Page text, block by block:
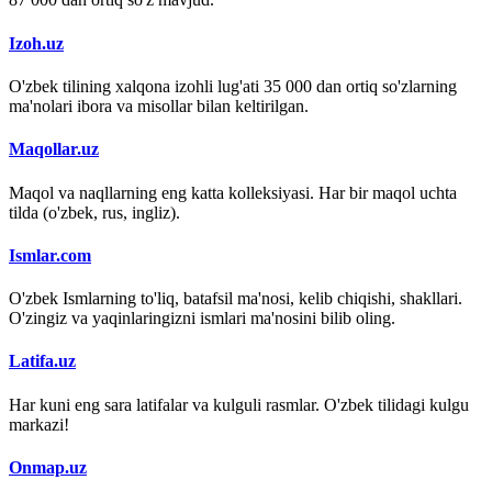
Izoh.uz
O'zbek tilining xalqona izohli lug'ati 35 000 dan ortiq so'zlarning
ma'nolari ibora va misollar bilan keltirilgan.
Maqollar.uz
Maqol va naqllarning eng katta kolleksiyasi. Har bir maqol uchta
tilda (o'zbek, rus, ingliz).
Ismlar.com
O'zbek Ismlarning to'liq, batafsil ma'nosi, kelib chiqishi, shakllari.
O'zingiz va yaqinlaringizni ismlari ma'nosini bilib oling.
Latifa.uz
Har kuni eng sara latifalar va kulguli rasmlar. O'zbek tilidagi kulgu
markazi!
Onmap.uz